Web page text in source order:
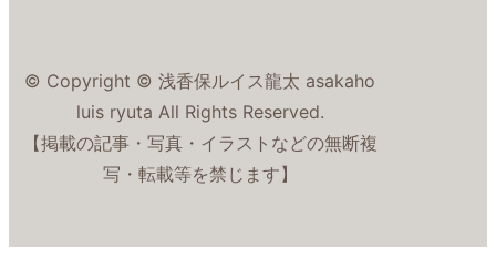
© Copyright © 浅香保ルイス龍太 asakaho
luis ryuta All Rights Reserved.
【掲載の記事・写真・イラストなどの無断複
写・転載等を禁じます】